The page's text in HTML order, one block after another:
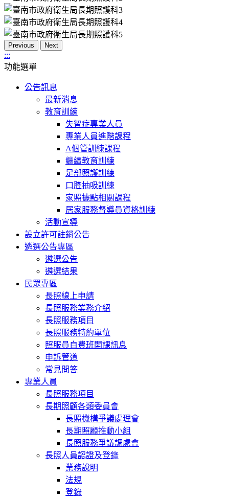
Previous Next
:::
功能選單
公告訊息
最新消息
教育訓練
失智症專業人員
專業人員進階課程
A個管訓練課程
繼續教育訓練
足部照護訓練
口腔抽吸訓練
家照據點相關課程
居家服務督導員資格訓練
活動宣導
設立許可註銷公告
遴選公告專區
遴選公告
遴選結果
民眾專區
長照線上申請
長照服務業務介紹
長照服務項目
長照服務特約單位
照服員自費班開課訊息
申訴管道
常見問答
專業人員
長照服務項目
長期照顧各類委員會
長照機構爭議處理會
長期照顧推動小組
長照服務爭議調處會
長照人員認證及登錄
業務說明
法規
登錄